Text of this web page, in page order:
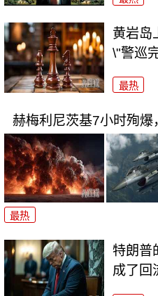
黄岩岛
\"警巡
最热
赫梅利尼茨基7小时殉
最热
特朗普
成了回